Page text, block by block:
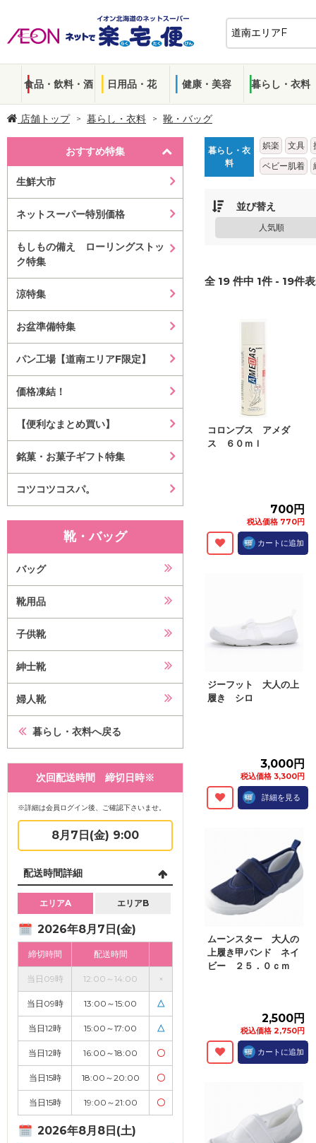
食品・飲料・酒 日用品・花 健康・美容 暮らし・衣料
店舗トップ 暮らし・衣料 靴・バッグ
おすすめ特集
生鮮大市
ネットスーパー特別価格
もしもの備え ローリングストッ
ク特集
涼特集
お盆準備特集
パン工場【道南エリアF限定】
価格凍結！
【便利なまとめ買い】
銘菓・お菓子ギフト特集
コツコツコスパ。
靴・バッグ
バッグ
靴用品
子供靴
紳士靴
婦人靴
暮らし・衣料へ戻る
次回配送時間 締切日時※
※詳細は会員ログイン後、ご確認下さいませ。
8月7日(金) 9:00
配送時間詳細
エリアA エリアB
2026年8月7日(金)
締切時間 配送時間
当日09時 12:00～14:00 ×
当日09時 13:00～15:00 △
当日12時 15:00～17:00 △
当日12時 16:00～18:00 〇
当日15時 18:00～20:00 〇
当日15時 19:00～21:00 〇
2026年8月8日(土)
暮らし・衣
料
娯楽 文具
ベビー肌着
並び替え
人気順
全 19 件中 1件 - 19件
コロンブス アメダ
ス ６０ｍｌ
700円
税込価格 770円
カートに追加
ジーフット 大人の上
履き シロ
3,000円
税込価格 3,300円
詳細を見る
ムーンスター 大人の
上履き甲バンド ネイ
ビー ２５．０ｃｍ
2,500円
税込価格 2,750円
カートに追加